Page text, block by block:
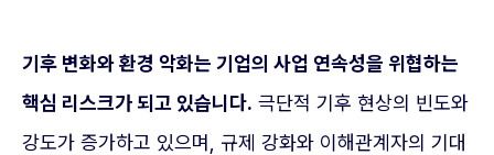
기후 변화와 환경 악화는 기업의 사업 연속성을 위협하는
핵심 리스크가 되고 있습니다. 극단적 기후 현상의 빈도와
강도가 증가하고 있으며, 규제 강화와 이해관계자의 기대